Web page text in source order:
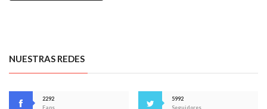
NUESTRAS REDES
2292
5992